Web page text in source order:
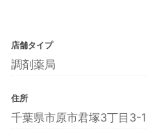
店舗タイプ
調剤薬局
住所
千葉県市原市君塚3丁目3-1